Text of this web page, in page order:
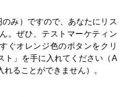
み）ですので、あなたにリス
。ぜひ、テストマーケティン
ぐオレンジ色のボタンをクリ
ト」を手に入れてください（A
ることができません）。